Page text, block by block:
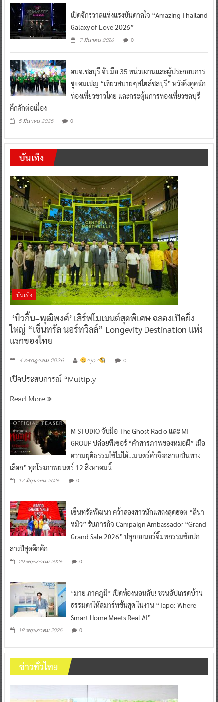
เปิดจักรวาลแห่งแรงบันดาลใจ “Amazing Thailand
Galaxy of Love 2026”
7 มีนาคม 2026 0
อบจ.ชลบุรี จับมือ 35 หน่วยงานและผู้ประกอบการ
ชูแคมเปญ “เที่ยวสบายๆสไตล์ชลบุรี” หวังดึงดูดนัก
ท่องเที่ยวชาวไทย และกระตุ้นการท่องเที่ยวชลบุรี
คึกคักต่อเนื่อง
5 มีนาคม 2026 0
บันเทิง
บันเทิง
‘บิวกิ้น–พุฒิพงศ์’ เสิร์ฟโมเมนต์สุดพิเศษ ฉลองเปิดยิ่ง
ใหญ่ “เซ็นทรัล นอร์ทวิลล์” Longevity Destination แห่ง
แรกของไทย
4 กรกฎาคม 2026 ^ jo ^ 0
เปิดประสบการณ์ “Multiply
Read More
M STUDIO จับมือ The Ghost Radio และ MI
GROUP ปล่อยทีเซอร์ “คำสารภาพของหมอผี” เมื่อ
ความยุติธรรมใช้ไม่ได้…มนตร์ดำจึงกลายเป็นทาง
เลือก” ทุกโรงภาพยนตร์ 12 สิงหาคมนี้
17 มิถุนายน 2026 0
เซ็นทรัลพัฒนา คว้าสองสาวนักแสดงสุดฮอต “ลีน่า-
หมิว” รับภารกิจ Campaign Ambassador “Grand
Grand Sale 2026” ปลุกเอเนอร์จี้มหกรรมช้อปก
ลางปีสุดคึกคัก
29 พฤษภาคม 2026 0
“มาย ภาคภูมิ” เปิดห้องนอนลับ! ชวนอัปเกรดบ้าน
ธรรมดาให้สมาร์ทขั้นสุด ในงาน “Tapo: Where
Smart Home Meets Real AI”
18 พฤษภาคม 2026 0
ข่าวทั่วไทย